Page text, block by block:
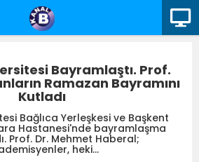
Bayramlaştı. Prof.
Ramazan Bayramını
Kutladı
Bağlıca Yerleşkesi ve Başkent
Hastanesi'nde bayramlaşma
Prof. Dr. Mehmet Haberal;
heki...